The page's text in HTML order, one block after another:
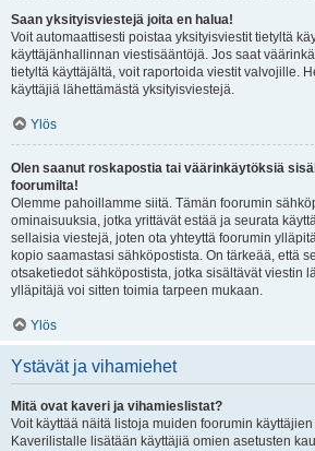
Saan yksityisviestejä joita en halua!
Voit automaattisesti poistaa yksityisviestit tietyltä
käyttäjänhallinnan viestisääntöjä. Jos saat
tietyltä käyttäjältä, voit raportoida viestit valvojille.
käyttäjiä lähettämästä yksityisviestejä.
Ylös
Olen saanut roskapostia tai väärinkäytöksiä
foorumilta!
Olemme pahoillamme siitä. Tämän foorumin
ominaisuuksia, jotka yrittävät estää ja seurata
sellaisia viestejä, joten ota yhteyttä foorumin
kopio saamastasi sähköpostista. On tärkeää, että
otsaketiedot sähköpostista, jotka sisältävät viestin
ylläpitäjä voi sitten toimia tarpeen mukaan.
Ylös
Ystävät ja vihamiehet
Mitä ovat kaveri ja vihamieslistat?
Voit käyttää näitä listoja muiden foorumin
Kaverilistalle lisätään käyttäjiä omien asetusten